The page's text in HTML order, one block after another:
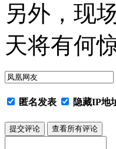
另外，现
天将有何
匿名发表 隐藏IP地